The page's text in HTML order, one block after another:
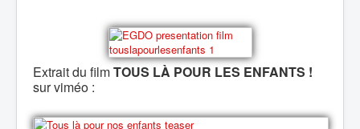
Extrait du filmTOUS LÀ POUR LES ENFANTS !
sur viméo :